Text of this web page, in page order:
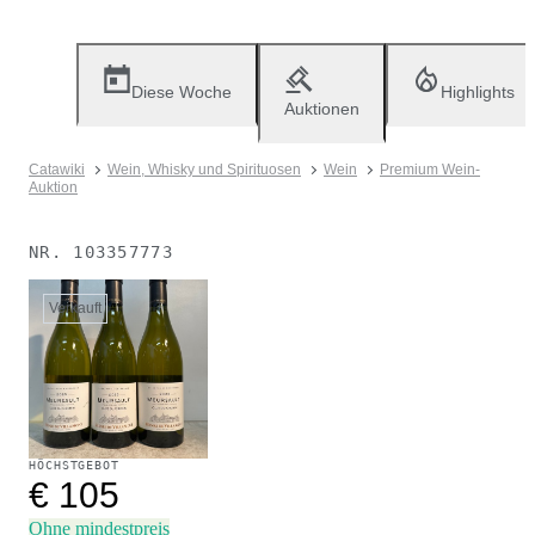
Diese Woche
Auktionen
Highlights
Catawiki Wein, Whisky und Spirituosen Wein
Premium Wein-
Auktion
NR. 103357773
Verkauft
HÖCHSTGEBOT
€ 105
Ohne mindestpreis